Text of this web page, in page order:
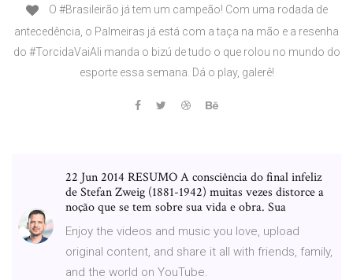
O #Brasileirão já tem um campeão! Com uma rodada de
antecedência, o Palmeiras já está com a taça na mão e a resenha
do #TorcidaVaiAli manda o bizú de tudo o que rolou no mundo do
esporte essa semana. Dá o play, galerê!
22 Jun 2014 RESUMO A consciência do final infeliz
de Stefan Zweig (1881-1942) muitas vezes distorce a
noção que se tem sobre sua vida e obra. Sua
Enjoy the videos and music you love, upload
original content, and share it all with friends, family,
and the world on YouTube.